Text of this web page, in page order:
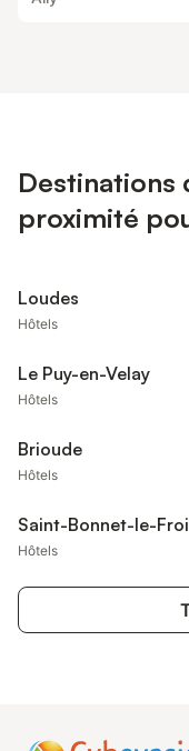
Destinations
proximité
Loudes
Hôtels
Le Puy-en-Velay
Hôtels
Brioude
Hôtels
Saint-Bonnet-le-
Hôtels